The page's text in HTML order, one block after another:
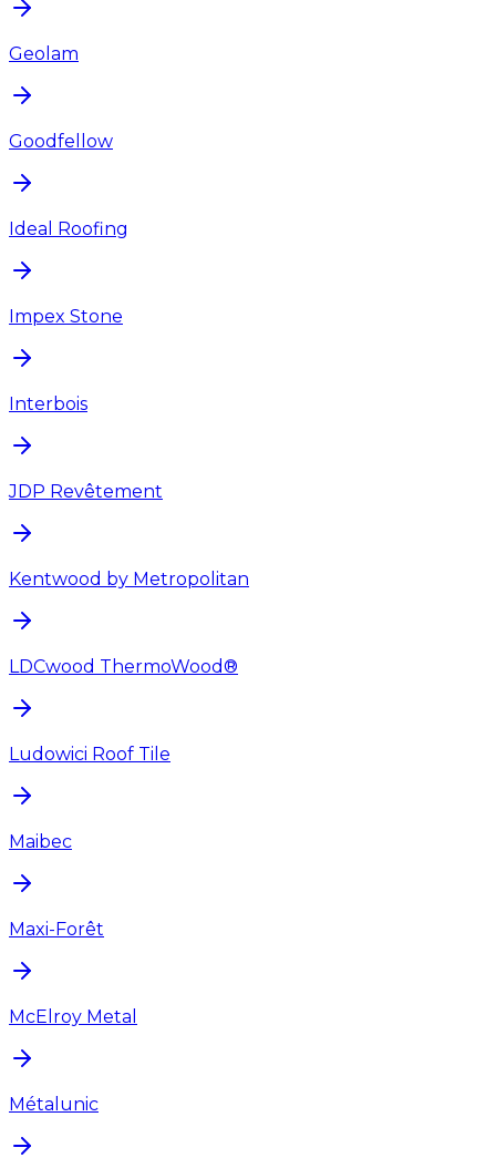
Geolam
Goodfellow
Ideal Roofing
Impex Stone
Interbois
JDP Revêtement
Kentwood by Metropolitan
LDCwood ThermoWood®
Ludowici Roof Tile
Maibec
Maxi-Forêt
McElroy Metal
Métalunic